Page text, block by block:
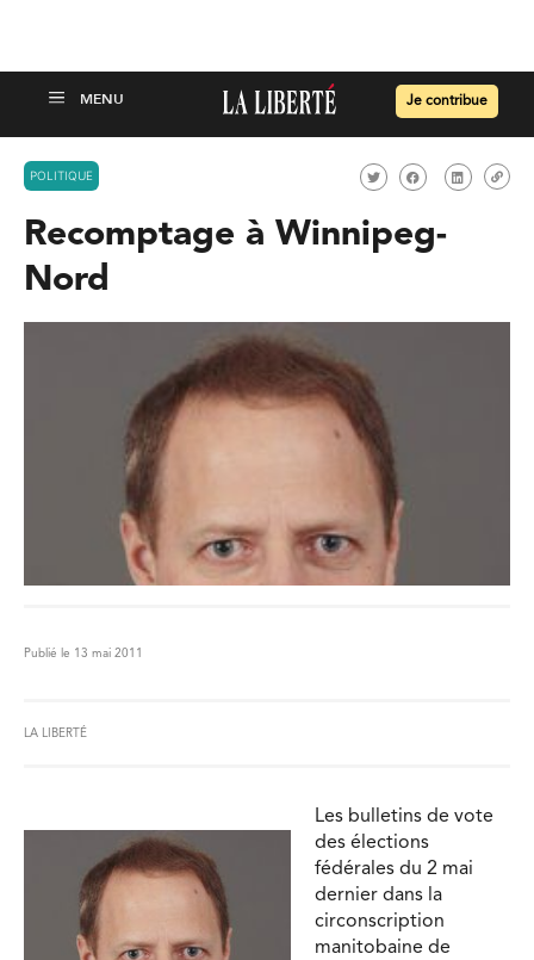
Je contribue
POLITIQUE
Recomptage à Winnipeg-
Nord
Publié le 13 mai 2011
LA LIBERTÉ
Les bulletins de vote
des élections
fédérales du 2 mai
dernier dans la
circonscription
manitobaine de